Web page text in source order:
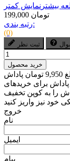
بیشتر نمایش کمتر
199,000 تومان
رتبه بندی:
(0)
ثبت نظر
خرید محصول
در صورت خرید 1 عدد از این محصول، مبلغ 9,950 تومان پاداش
پاداش برای خریدهای
را به کوپن تخفیف
خروج
نام
ایمیل
پیام